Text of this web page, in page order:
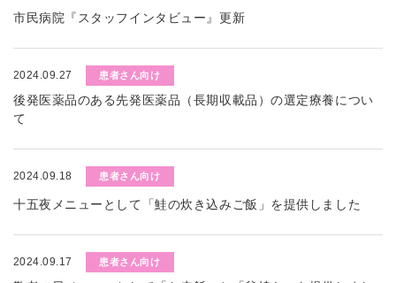
市民病院『スタッフインタビュー』更新
2024.09.27 患者さん向け
後発医薬品のある先発医薬品（長期収載品）の選定療養につい
て
2024.09.18 患者さん向け
十五夜メニューとして「鮭の炊き込みご飯」を提供しました
2024.09.17 患者さん向け